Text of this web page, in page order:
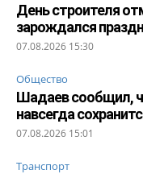
День строителя
зарождался
07.08.2026 15:30
Общество
Шадаев сообщил,
навсегда
07.08.2026 15:01
Транспорт